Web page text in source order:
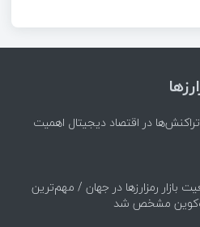
در اقتصاد دیجیتال اهمیت
بازار رمزارزها در جهان / مهم‌ترین
مشخص شد